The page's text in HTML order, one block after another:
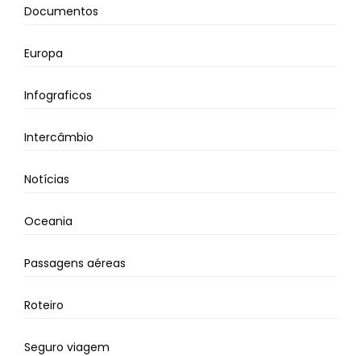
Documentos
Europa
Infograficos
Intercâmbio
Notícias
Oceania
Passagens aéreas
Roteiro
Seguro viagem